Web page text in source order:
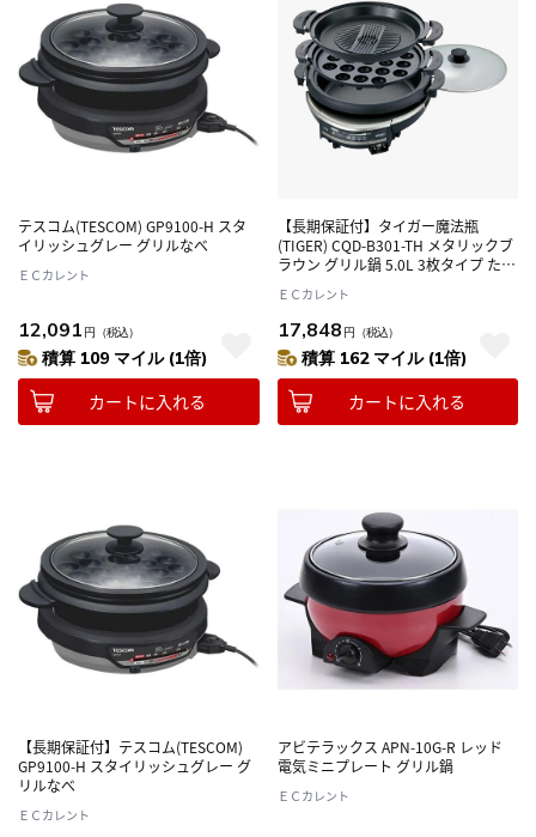
テスコム(TESCOM) GP9100-H スタ
イリッシュグレー グリルなべ
ＥＣカレント
12,091 円 （税込）
積算 109 マイル (1倍)
カートに入れる
【長期保証付】タイガー魔法瓶
(TIGER) CQD-B301-TH メタリックブ
ラウン グリル鍋 5.0L 3枚タイプ たこ
ＥＣカレント
17,848 円 （税込）
積算 162 マイル (1倍)
カートに入れる
【長期保証付】テスコム(TESCOM)
GP9100-H スタイリッシュグレー グ
リルなべ
ＥＣカレント
アビテラックス APN-10G-R レッド
電気ミニプレート グリル鍋
ＥＣカレント